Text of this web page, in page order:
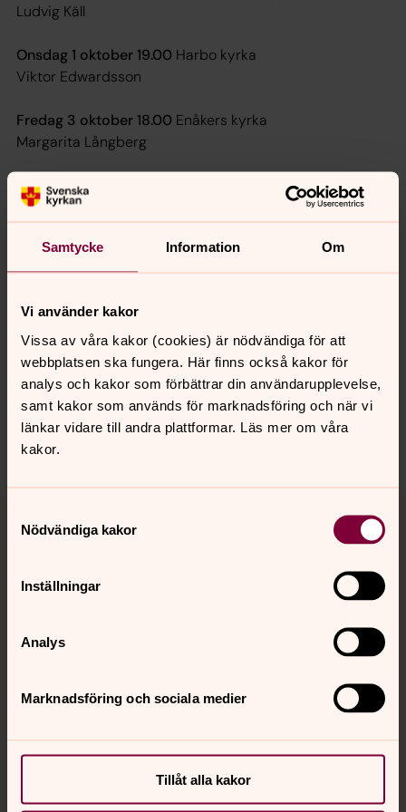
Samtycke Information Om
Vi använder kakor
Vissa av våra kakor (cookies) är nödvändiga för att
webbplatsen ska fungera. Här finns också kakor för
analys och kakor som förbättrar din användarupplevelse,
samt kakor som används för marknadsföring och när vi
länkar vidare till andra plattformar. Läs mer om våra
kakor.
Nödvändiga kakor
Inställningar
Analys
Marknadsföring och sociala medier
Tillåt alla kakor
Ludvig Käll
Onsdag 1 oktober 19.00 Harbo kyrka
Viktor Edwardsson
Fredag 3 oktober 18.00 Enåkers kyrka
Margarita Långberg
Lördag 4 oktober 18.00
Västerlövsta kyrka
Kira Lankinen
Söndag 5 oktober 19.00Östervåla kyrka
Melker Stendahl
Synpunkter eller frågor på sidans
innehåll?
nora.tarnsjo.forsamling@svenskakyrkan.se
Dela
Kontakt
Sociala kanaler